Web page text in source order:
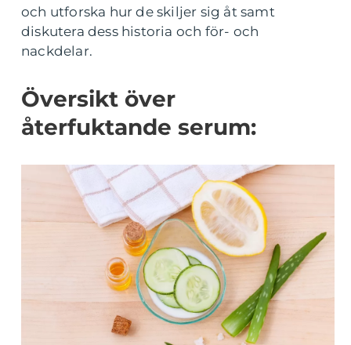
och utforska hur de skiljer sig åt samt
diskutera dess historia och för- och
nackdelar.
Översikt över
återfuktande serum: